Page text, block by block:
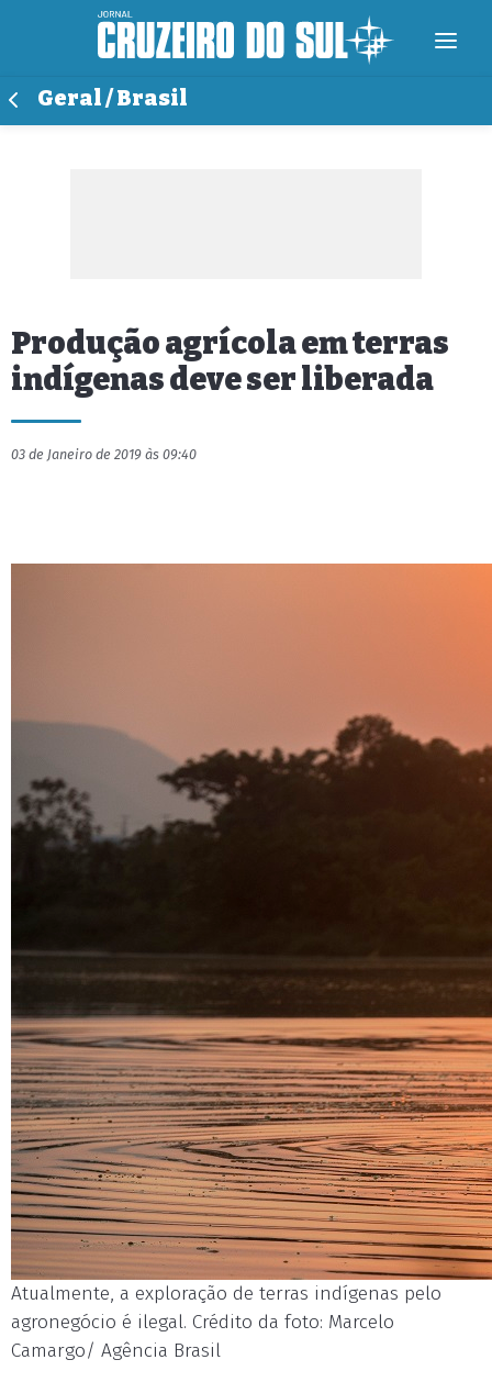
Geral / Brasil
Produção agrícola em terras
indígenas deve ser liberada
03 de Janeiro de 2019 às 09:40
Atualmente, a exploração de terras indígenas pelo
agronegócio é ilegal. Crédito da foto: Marcelo
Camargo/ Agência Brasil